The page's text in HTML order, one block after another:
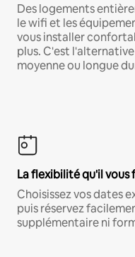
Des logements
le wifi et les
vous installer
plus. C'est
moyenne ou longue
La flexibilité qu'il vous
Choisissez vos dates
puis réservez
supplémentaire ni